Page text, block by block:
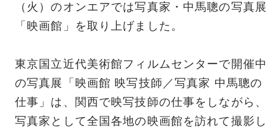
（火）のオンエアでは写真家・中馬聰の写真展
「映画館」を取り上げました。
東京国立近代美術館フィルムセンターで開催中
の写真展「映画館 映写技師／写真家 中馬聰の
仕事」は、関西で映写技師の仕事をしながら、
写真家として全国各地の映画館を訪れて撮影し